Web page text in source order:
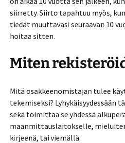
siirretty. Siirto tapahtuu myös,
tiedät muuttavasi seuraavan 10
hoitaa sitten.
Miten
Mitä osakkeenomistajan tulee
tekemiseksi? Lyhykäisyydessään
sekä toimittaa se yhdessä
maanmittauslaitokselle,
kirjeenä, tai viemällä.